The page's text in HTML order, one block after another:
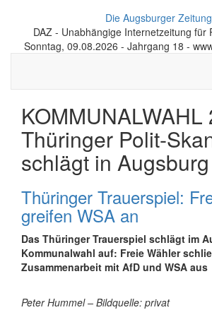
Die Augsburger Zeitung
DAZ - Unabhängige Internetzeitung für
Sonntag, 09.08.2026 - Jahrgang 18 -
KOMMUNALWAHL
Thüringer Polit-
schlägt in
Thüringer Trauerspiel:
greifen WSA an
Das Thüringer Trauerspiel schlägt im
Kommunalwahl auf: Freie Wähler
Zusammenarbeit mit AfD und WSA aus
Peter Hummel – Bildquelle: privat